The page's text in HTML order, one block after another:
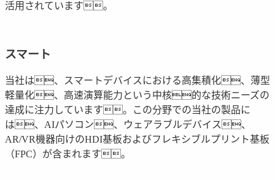
活用されています。
スマート
当社は、スマートデバイスにおける高集積化、薄型
軽量化、高速演算能力という中核的な技術ニーズの
達成に注力しています。この分野での当社の製品に
は、AIパソコン、ウェアラブルデバイス、
AR/VR機器向けのHDI基板およびフレキシブルプリント基板
（FPC）が含まれます。